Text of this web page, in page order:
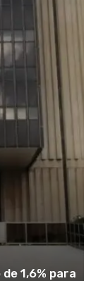
1,6% para